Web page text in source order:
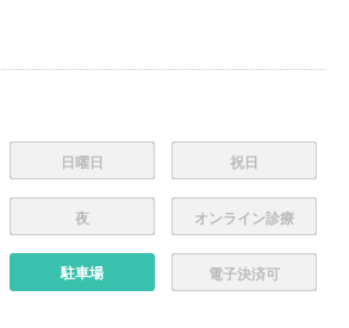
日曜日 祝日
夜 オンライン診療
駐車場 電子決済可